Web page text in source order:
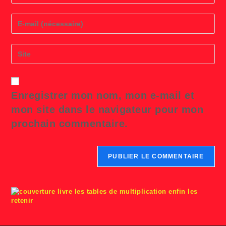
or
username
to
comment
Enter
your
address
comment
Saisir
l’URL
votre
site
(facultatif)
Enregistrer mon nom, mon e-mail et
mon site dans le navigateur pour mon
prochain commentaire.